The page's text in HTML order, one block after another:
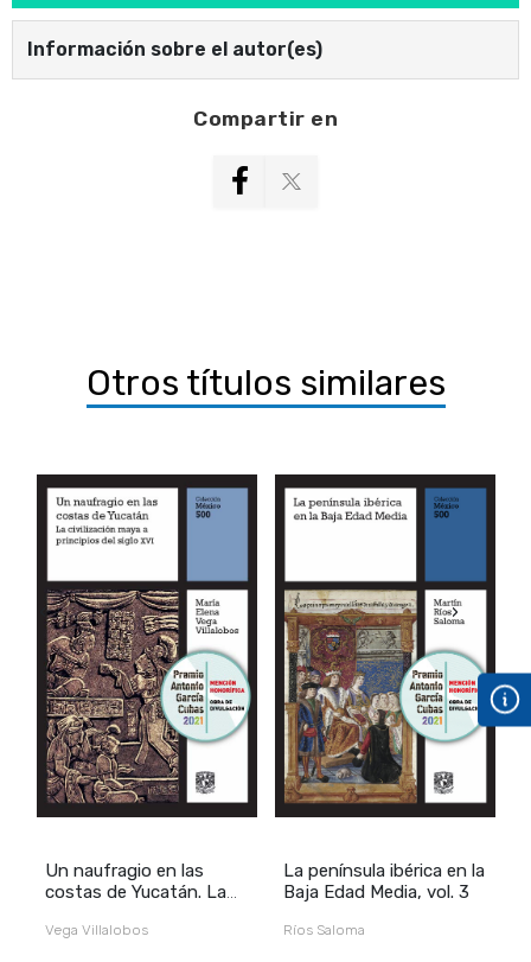
Información sobre el autor(es)
Compartir en
Otros títulos similares
Un naufragio en las
costas de Yucatán. La
principios del siglo XVI,
Vega Villalobos
La península ibérica en la
Baja Edad Media, vol. 3
Ríos Saloma
›